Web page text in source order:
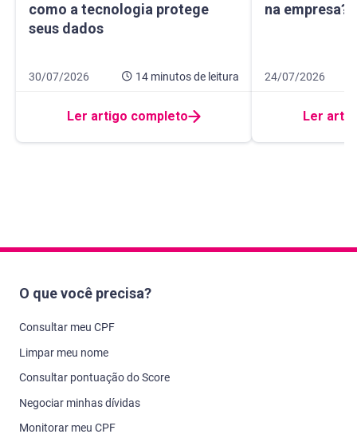
como a tecnologia protege
seus dados
Data de publicação 30 de julho de 2026
30/07/2026 14 minutosde leitura
14 minutos de leitura
Ler artigo completo
na empresa?
Data de
24/07/2026
9 minutos de
Ler
O que você precisa?
Consultar meu CPF
Limpar meu nome
Consultar pontuação do Score
Negociar minhas dívidas
Monitorar meu CPF